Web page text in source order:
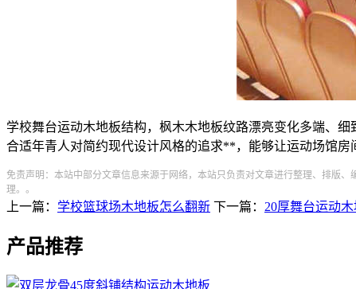
学校舞台运动木地板结构，枫木木地板纹路漂亮变化多端、
合适年青人对简约现代设计风格的追求**，能够让运动场馆
免责声明：本站中部分文章信息来源于网络，本站只负责对文章进行整理、排版
理。。
上一篇： 学校篮球场木地板怎么翻新 下一篇： 20厚舞台运动木
产品推荐